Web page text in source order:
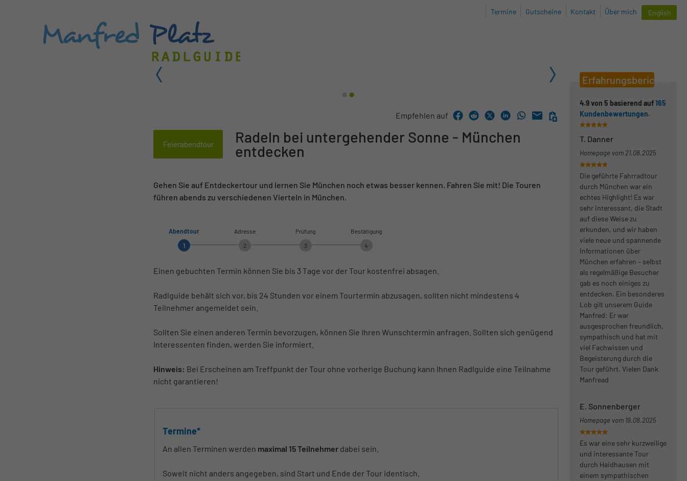
Termine Gutscheine Kontakt Über mich English
Stadtbesichtigung München bei Radtour -
Staatskanzlei beim Hofgarten, München
2
Empfehlen auf
Feierabendtour
Radeln bei untergehender Sonne - München
entdecken
Gehen Sie auf Entdeckertour und lernen Sie München noch etwas besser kennen. Fahren Sie mit! Die Touren
führen abends zu verschiedenen Vierteln in München.
1
Abendtour
2
Adresse
3
Prüfung
4
Bestätigung
Einen gebuchten Termin können Sie bis 3 Tage vor der Tour kostenfrei absagen.
Radlguide behält sich vor, bis 24 Stunden vor einem Tourtermin abzusagen, sollten nicht mindestens 4
Teilnehmer angemeldet sein.
Sollten Sie einen anderen Termin bevorzugen, können Sie Ihren Wunschtermin anfragen. Sollten sich genügend
Interessenten finden, werden Sie informiert.
Hinweis: Bei Erscheinen am Treffpunkt der Tour ohne vorherige Buchung kann Ihnen Radlguide eine Teilnahme
nicht garantieren!
Termine*
An allen Terminen werden maximal 15 Teilnehmer dabei sein.
Soweit nicht anders angegeben, sind Start und Ende der Tour identisch.
Erfahrungsberichte
4.9von 5 basierend auf165
Kundenbewertungen.
T. Danner
Homepage vom 21.08.2025
Die geführte Fahrradtour
durch München war ein
echtes Highlight! Es war
sehr interessant, die Stadt
auf diese Weise zu
erkunden, und wir haben
viele neue und spannende
Informationen über
München erfahren – selbst
als regelmäßige Besucher
gab es noch einiges zu
entdecken. Ein besonderes
Lob gilt unserem Guide
Manfred: Er war
ausgesprochen freundlich,
sympathisch und hat mit
viel Fachwissen und
Begeisterung durch die
Tour geführt. Vielen Dank
Manfread
E. Sonnenberger
Homepage vom 19.08.2025
Es war eine sehr kurzweilige
und interessante Tour
durch Haidhausen mit
einem sympathischen